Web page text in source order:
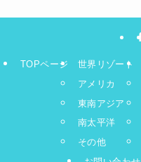
TOPページ
世界リゾート
アメリカ
東南アジア
南太平洋
その他